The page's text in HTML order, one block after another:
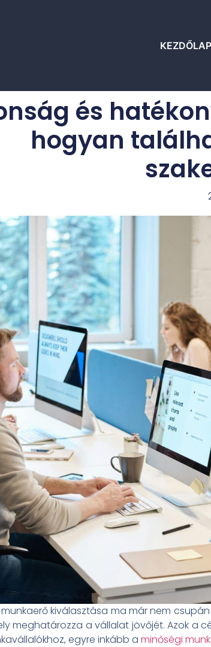
KEZDŐLAP
és
hogyan
kiválasztása ma már nem
meghatározza a vállalat jövőjét. Azok a
egyre inkább a minőségi